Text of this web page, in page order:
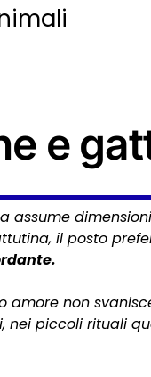
e
assume
il posto
amore non
nei piccoli rituali